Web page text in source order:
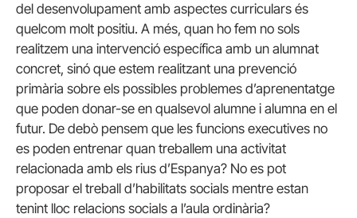
del desenvolupament amb aspectes curriculars és
quelcom molt positiu. A més, quan ho fem no sols
realitzem una intervenció específica amb un alumnat
concret, sinó que estem realitzant una prevenció
primària sobre els possibles problemes d’aprenentatge
que poden donar-se en qualsevol alumne i alumna en el
futur. De debò pensem que les funcions executives no
es poden entrenar quan treballem una activitat
relacionada amb els rius d’Espanya? No es pot
proposar el treball d’habilitats socials mentre estan
tenint lloc relacions socials a l’aula ordinària?